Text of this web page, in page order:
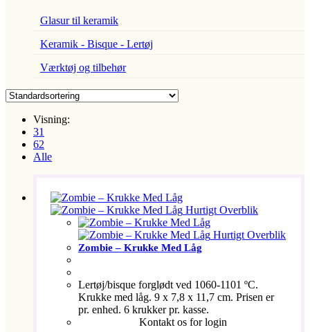
Glasur til keramik
Keramik - Bisque - Lertøj
Værktøj og tilbehør
Visning:
31
62
Alle
Hurtigt Overblik
Hurtigt Overblik
Zombie – Krukke Med Låg
Lertøj/bisque forglødt ved 1060-1101 ºC.
Krukke med låg. 9 x 7,8 x 11,7 cm. Prisen er
pr. enhed. 6 krukker pr. kasse.
Kontakt os for login